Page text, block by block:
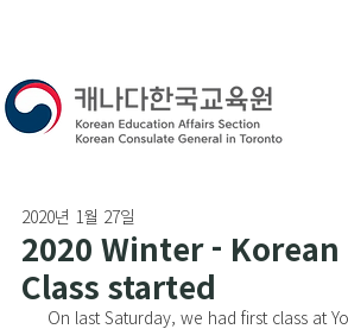
2020 Winter -
Class started
2020년 1월 27일